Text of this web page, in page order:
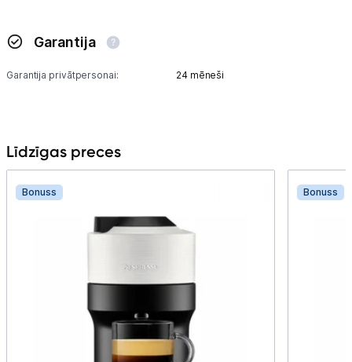
Garantija
Garantija privātpersonai: 24 mēneši
Līdzīgas preces
Bonuss Bonuss